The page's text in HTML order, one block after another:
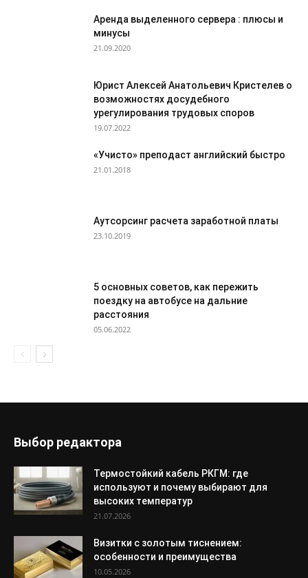
Аренда выделенного сервера : плюсы и
минусы
21.09.2020
Юрист Алексей Анатольевич Кристелев о
возможностях досудебного
урегулирования трудовых споров
19.07.2022
«Учисто» преподаст английский быстро
21.01.2018
Аутсорсинг расчета заработной платы
23.10.2019
5 основных советов, как пережить
поездку на автобусе на дальние
расстояния
05.06.2022
Выбор редактора
Термостойкий кабель РКГМ: где
используют и почему выбирают для
высоких температур
21.07.2026
Визитки с золотым тиснением:
особенности и преимущества
10.05.2026